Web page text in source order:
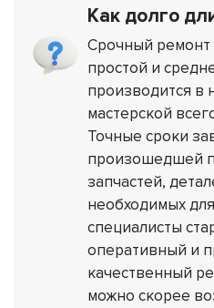
Как долго
Срочный ремонт
простой и
производится в
мастерской
Точные сроки
произошедшей
запчастей,
необходимых
специалисты
оперативный и
качественный
можно скорее